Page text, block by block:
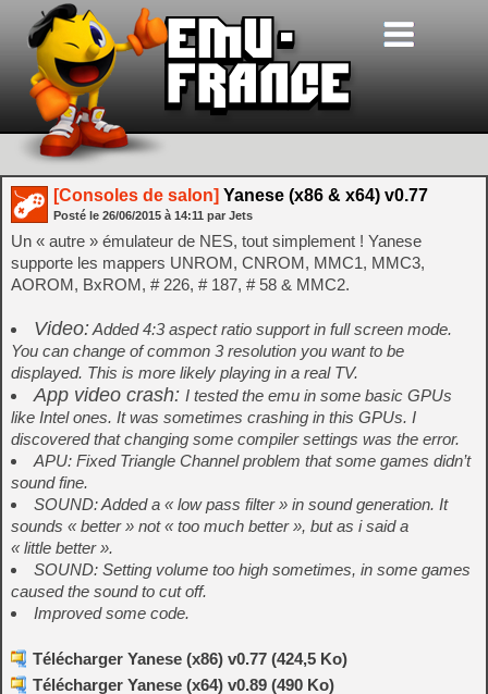
[Consoles de salon] Yanese (x86 & x64) v0.77
Posté le 26/06/2015 à 14:11 par Jets
Un « autre » émulateur de NES, tout simplement ! Yanese
supporte les mappers UNROM, CNROM, MMC1, MMC3,
AOROM, BxROM, # 226, # 187, # 58 & MMC2.
Video:Added 4:3 aspect ratio support in full screen mode.
You can change of common 3 resolution you want to be
displayed. This is more likely playing in a real TV.
App video crash: I tested the emu in some basic GPUs
like Intel ones. It was sometimes crashing in this GPUs. I
discovered that changing some compiler settings was the error.
APU: Fixed Triangle Channel problem that some games didn’t
sound fine.
SOUND: Added a « low pass filter » in sound generation. It
sounds « better » not « too much better », but as i said a
« little better ».
SOUND: Setting volume too high sometimes, in some games
caused the sound to cut off.
Improved some code.
Télécharger Yanese (x86) v0.77 (424,5 Ko)
Télécharger Yanese (x64) v0.89 (490 Ko)